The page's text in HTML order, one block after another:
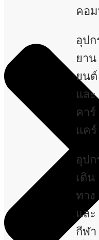
คอม
อุปก
ยาน
ยนต์
และ
คาร์
แคร์
อุปก
เดิน
ทาง
และ
กีฬา